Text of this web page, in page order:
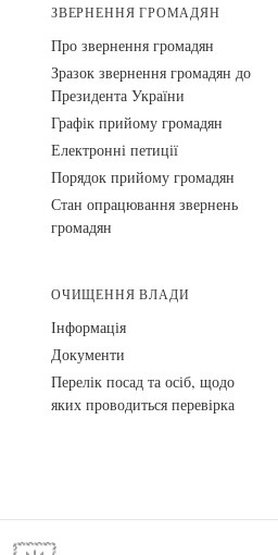
ЗВЕРНЕННЯ ГРОМАДЯН
Про звернення громадян
Зразок звернення громадян до
Президента України
Графік прийому громадян
Електронні петиції
Порядок прийому громадян
Стан опрацювання звернень
громадян
ОЧИЩЕННЯ ВЛАДИ
Інформація
Документи
Перелік посад та осіб, щодо
яких проводиться перевірка